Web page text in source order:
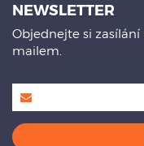
NEWSLETTER
Objednejte si
mailem.